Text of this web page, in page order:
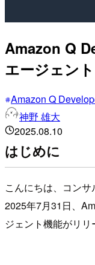
Amazon Q
エージェン
Amazon Q
神野 雄大
2025.08.10
はじめに
こんにちは、コンサ
2025年7月31日、
ジェント機能がリリ